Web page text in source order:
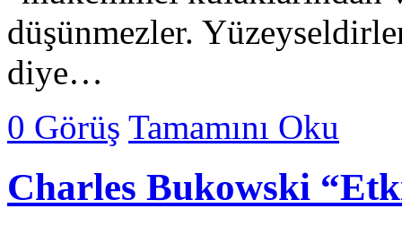
düşünmezler.
diye…
0 Görüş Tamamını Oku
Charles Bukowski